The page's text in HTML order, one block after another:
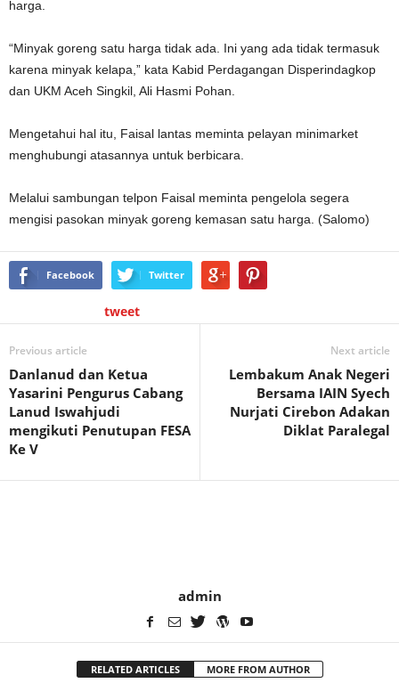
harga.
“Minyak goreng satu harga tidak ada. Ini yang ada tidak termasuk
karena minyak kelapa,” kata Kabid Perdagangan Disperindagkop
dan UKM Aceh Singkil, Ali Hasmi Pohan.
Mengetahui hal itu, Faisal lantas meminta pelayan minimarket
menghubungi atasannya untuk berbicara.
Melalui sambungan telpon Faisal meminta pengelola segera
mengisi pasokan minyak goreng kemasan satu harga. (Salomo)
Facebook Twitter
tweet
Previous article
Danlanud dan Ketua
Yasarini Pengurus Cabang
Lanud Iswahjudi
mengikuti Penutupan FESA
Ke V
Next article
Lembakum Anak Negeri
Bersama IAIN Syech
Nurjati Cirebon Adakan
Diklat Paralegal
admin
RELATED ARTICLES MORE FROM AUTHOR